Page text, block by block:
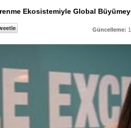
Ekosistemiyle Global
Güncelleme: